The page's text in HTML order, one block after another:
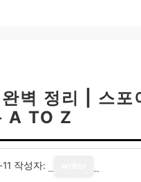
벽 정리 | 스포
A TO Z
작성자: